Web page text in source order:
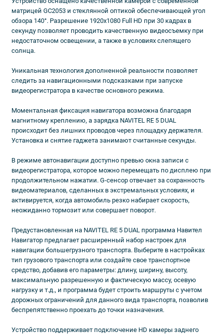
матрицей GC2053 и стеклянной оптикой обеспечивающей угол
обзора 140°. Разрешение 1920х1080 Full HD при 30 кадрах в
секунду позволяет проводить качественную видеосъемку при
недостаточном освещении, а также в условиях слепящего
солнца.
Уникальная технология дополненной реальности позволяет
следить за навигационными подсказками при запуске
видеорегистратора в качестве основного режима.
Моментальная фиксация навигатора возможна благодаря
магнитному креплению, а зарядка NAVITEL RE 5 DUAL
происходит без лишних проводов через площадку держателя.
Установка и снятие гаджета занимают считанные секунды.
В режиме автонавигации доступно превью окна записи с
видеорегистратора, которое можно перемещать по дисплею при
продолжительном нажатии. G-сенсор отвечает за сохранность
видеоматериалов, сделанных в экстремальных условиях, и
активируется, когда автомобиль резко набирает скорость,
неожиданно тормозит или совершает поворот.
Предустановленная на NAVITEL RE 5 DUAL программа Навител
Навигатор предлагает расширенный набор настроек для
навигации большегрузного транспорта. Выберите в настройках
тип грузового транспорта или создайте свое транспортное
средство, добавив его параметры: длину, ширину, высоту,
максимальную разрешенную и фактическую массу, осевую
нагрузку и т.д., и программа будет строить маршруты с учетом
дорожных ограничений для данного вида транспорта, позволив
беспрепятственно проехать до точки назначения.
Устройство поддерживает подключение HD камеры заднего